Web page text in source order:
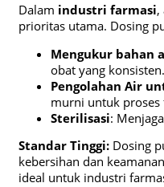
Dalam industri farmasi,
prioritas utama. Dosing
Mengukur bahan
obat yang konsisten.
Pengolahan Air
murni untuk proses
Sterilisasi:
Standar Tinggi:Dosing
kebersihan dan
ideal untuk industri